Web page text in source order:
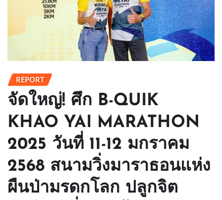
REPORT
จัดใหญ่! ศึก B-QUIK
KHAO YAI MARATHON
2025 วันที่ 11-12 มกราคม
2568 สนามวิ่งมาราธอนแห่ง
ผืนป่ามรดกโลก ปลูกจิต